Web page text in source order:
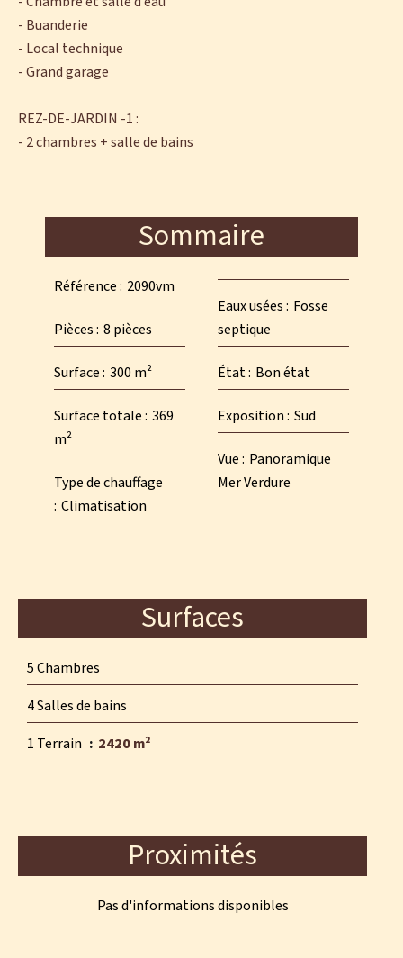
- Buanderie
- Local technique
- Grand garage
REZ-DE-JARDIN -1 :
- 2 chambres + salle de bains
Sommaire
Référence 2090vm
Pièces 8 pièces
Surface 300 m²
Surface totale 369
m²
Type de chauffage
Climatisation
Eaux usées Fosse
septique
État Bon état
Exposition Sud
Vue Panoramique
Mer Verdure
Surfaces
5 Chambres
4 Salles de bains
1 Terrain
2420 m²
Proximités
Pas d'informations disponibles